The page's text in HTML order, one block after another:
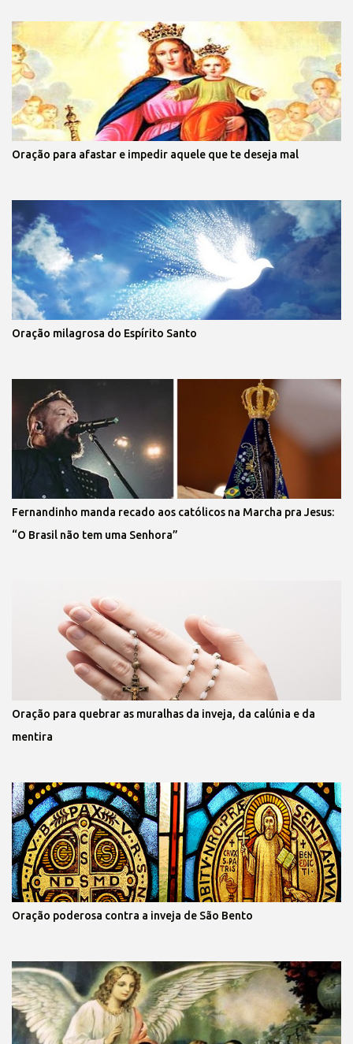
Oração para afastar e impedir aquele que te deseja mal
Oração milagrosa do Espírito Santo
Fernandinho manda recado aos católicos na Marcha pra Jesus:
“O Brasil não tem uma Senhora”
Oração para quebrar as muralhas da inveja, da calúnia e da
mentira
Oração poderosa contra a inveja de São Bento